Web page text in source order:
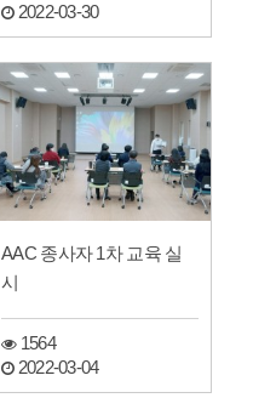
2022-03-30
AAC 종사자 1차 교육 실
시
1564
2022-03-04